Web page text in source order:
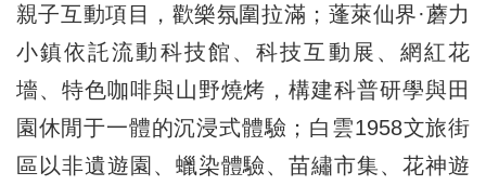
親子互動項目，歡樂氛圍拉滿；蓬萊仙界·蘑力
小鎮依託流動科技館、科技互動展、網紅花
墻、特色咖啡與山野燒烤，構建科普研學與田
園休閒于一體的沉浸式體驗；白雲1958文旅街
區以非遺遊園、蠟染體驗、苗繡市集、花神遊